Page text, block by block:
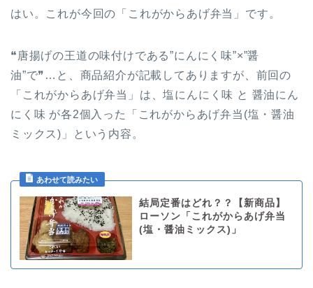
はい。これが今回の「これがからあげ弁当」です。
❝唐揚げの王道の味付けである”にんにく味”×”醤
油”で❞…と、商品紹介が記載してありますが、前回の
「これがからあげ弁当」は、塩にんにく味 と 醤油にん
にく味 が各2個入った「これがからあげ弁当(塩・醤油
ミックス)」という内容。
結局定番はどれ？？【新商品】
ローソン「これがからあげ弁当
(塩・醤油ミックス)」